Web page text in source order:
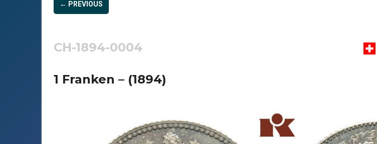
← PREVIOUS
CH-1894-0004
1 Franken – (1894)